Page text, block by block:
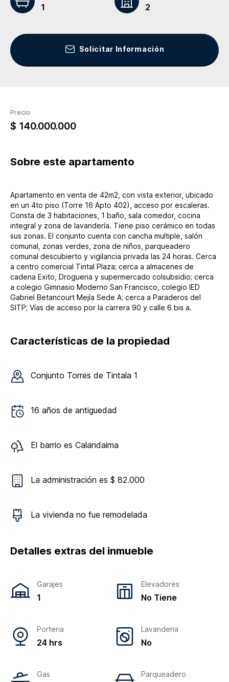
1 2
Solicitar Información
Precio
$ 140.000.000
Sobre este apartamento
Apartamento en venta de 42m2, con vista exterior, ubicado
en un 4to piso (Torre 16 Apto 402), acceso por escaleras.
Consta de 3 habitaciones, 1 baño, sala comedor, cocina
integral y zona de lavandería. Tiene piso cerámico en todas
sus zonas. El conjunto cuenta con cancha multiple, salón
comunal, zonas verdes, zona de niños, parqueadero
comunal descubierto y vigilancia privada las 24 horas. Cerca
a centro comercial Tintal Plaza; cerca a almacenes de
cadena Exito, Drogueria y supermercado colsubsidio; cerca
a colegio Gimnasio Moderno San Francisco, colegio IED
Gabriel Betancourt Mejía Sede A; cerca a Paraderos del
SITP; Vías de acceso por la carrera 90 y calle 6 bis a.
Características de la propiedad
Conjunto Torres de Tintala 1
16 años de antiguedad
El barrio es Calandaima
La administración es $ 82.000
La vivienda no fue remodelada
Detalles extras del inmueble
Garajes
1
Elevadores
No Tiene
Porteria
24 hrs
Lavanderia
No
Gas Parqueadero